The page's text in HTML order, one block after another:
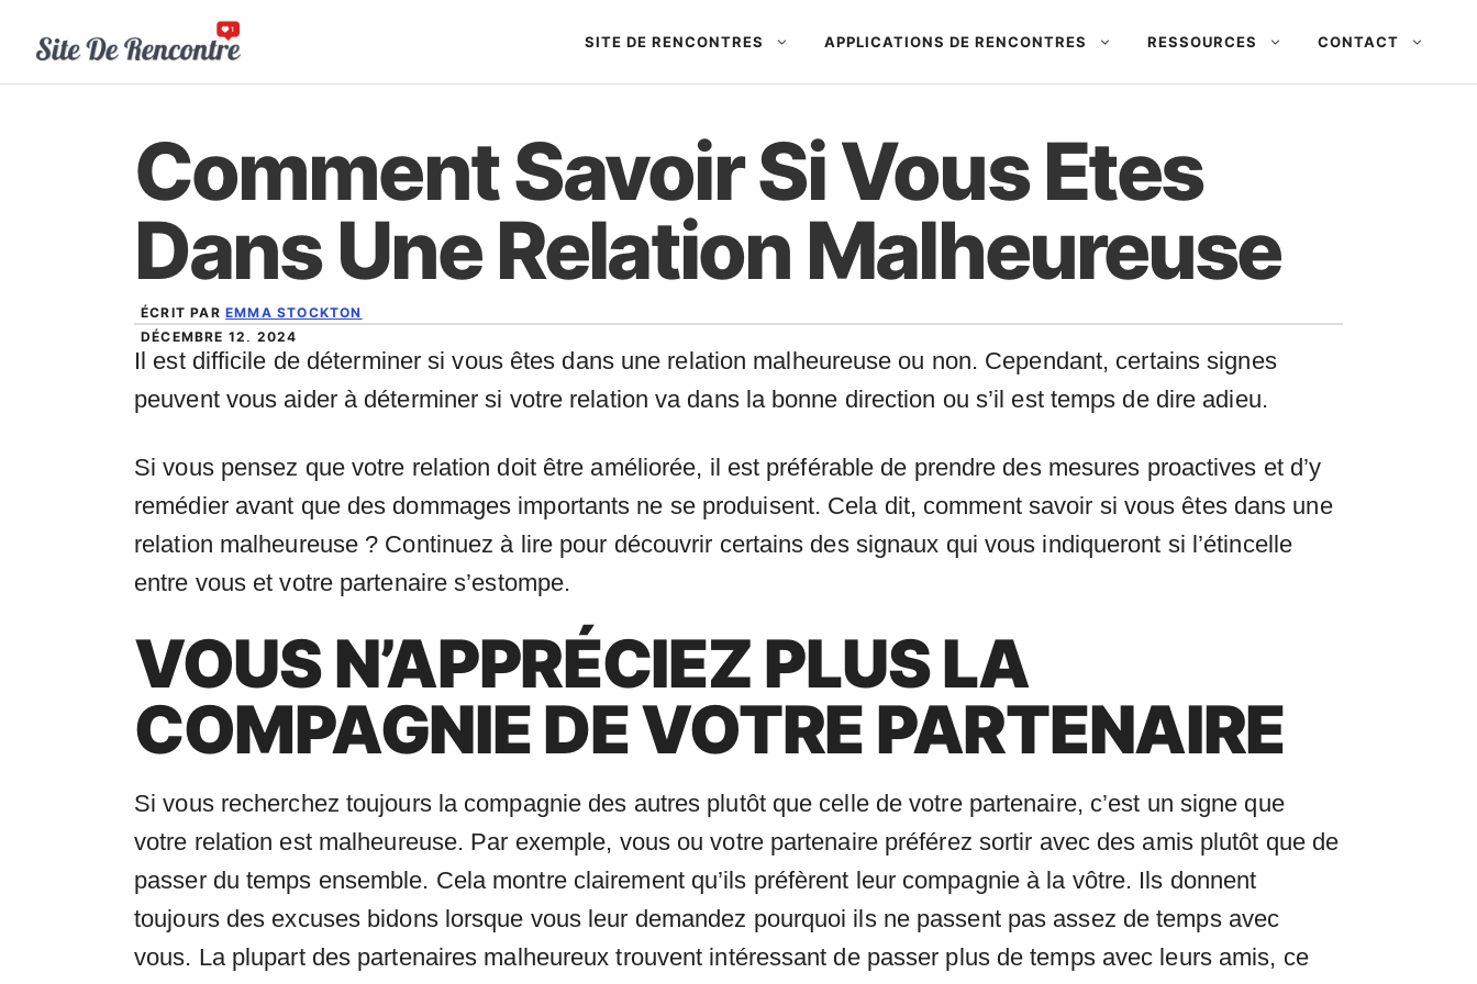
SITE DE RENCONTRES APPLICATIONS DE RENCONTRES RESSOURCES CONTACT
Comment Savoir Si Vous Etes
Dans Une Relation Malheureuse
ÉCRIT PAR EMMA STOCKTON
DÉCEMBRE 12, 2024
Il est difficile de déterminer si vous êtes dans une relation malheureuse ou non. Cependant, certains signes
peuvent vous aider à déterminer si votre relation va dans la bonne direction ou s’il est temps de dire adieu.
Si vous pensez que votre relation doit être améliorée, il est préférable de prendre des mesures proactives et d’y
remédier avant que des dommages importants ne se produisent. Cela dit, comment savoir si vous êtes dans une
relation malheureuse ? Continuez à lire pour découvrir certains des signaux qui vous indiqueront si l’étincelle
entre vous et votre partenaire s’estompe.
VOUS N’APPRÉCIEZ PLUS LA
COMPAGNIE DE VOTRE PARTENAIRE
Si vous recherchez toujours la compagnie des autres plutôt que celle de votre partenaire, c’est un signe que
votre relation est malheureuse. Par exemple, vous ou votre partenaire préférez sortir avec des amis plutôt que de
passer du temps ensemble. Cela montre clairement qu’ils préfèrent leur compagnie à la vôtre. Ils donnent
toujours des excuses bidons lorsque vous leur demandez pourquoi ils ne passent pas assez de temps avec
vous. La plupart des partenaires malheureux trouvent intéressant de passer plus de temps avec leurs amis, ce